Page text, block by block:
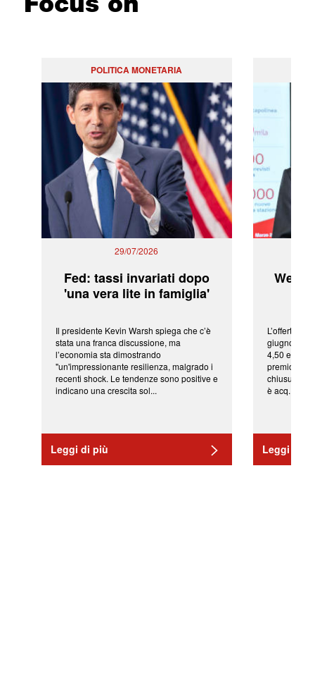
POLITICA MONETARIA
29/07/2026
Fed: tassi invariati dopo
'una vera lite in famiglia'
Il presidente Kevin Warsh spiega che c’è
stata una franca discussione, ma
l’economia sta dimostrando
"un'impressionante resilienza, malgrado i
recenti shock. Le tendenze sono positive e
indicano una crescita sol...
Leggi di più
L’offerta
giugno da
4,50 euro
premio di
chiusura
è acq...
Leggi di